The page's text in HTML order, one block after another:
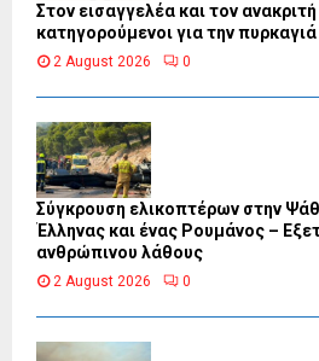
Στον εισαγγελέα και τον
κατηγορούμενοι για την
2 August 2026 0
Σύγκρουση ελικοπτέρων στην
Έλληνας και ένας Ρουμάνος –
ανθρώπινου λάθους
2 August 2026 0